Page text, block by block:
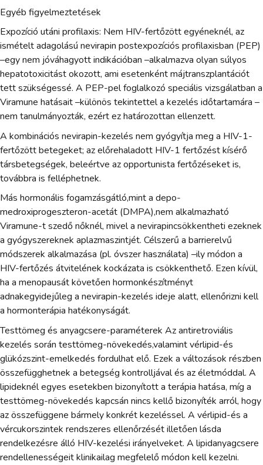
Egyéb figyelmeztetések
Expozíció utáni profilaxis: Nem HIV-fertőzött egyéneknél, az
ismételt adagolású nevirapin postexpozíciós profilaxisban (PEP)
–egy nem jóváhagyott indikációban –alkalmazva olyan súlyos
hepatotoxicitást okozott, ami esetenként májtranszplantációt
tett szükségessé. A PEP-pel foglalkozó speciális vizsgálatban a
Viramune hatásait –különös tekintettel a kezelés időtartamára –
nem tanulmányozták, ezért ez határozottan ellenzett.
A kombinációs nevirapin-kezelés nem gyógyítja meg a HIV-1-
fertőzött betegeket; az előrehaladott HIV-1 fertőzést kísérő
társbetegségek, beleértve az opportunista fertőzéseket is,
továbbra is felléphetnek.
Más hormonális fogamzásgátló,mint a depo-
medroxiprogeszteron-acetát (DMPA),nem alkalmazható
Viramune-t szedő nőknél, mivel a nevirapincsökkentheti ezeknek
a gyógyszereknek aplazmaszintjét. Célszerű a barrierelvű
módszerek alkalmazása (pl. óvszer használata) –ily módon a
HIV-fertőzés átvitelének kockázata is csökkenthető. Ezen kívül,
ha a menopausát követően hormonkészítményt
adnakegyidejűleg a nevirapin-kezelés ideje alatt, ellenőrizni kell
a hormonterápia hatékonyságát.
Testtömeg és anyagcsere-paraméterek Az antiretroviális
kezelés során testtömeg-növekedés,valamint vérlipid-és
glükózszint-emelkedés fordulhat elő. Ezek a változások részben
összefügghetnek a betegség kontrolljával és az életmóddal. A
lipideknél egyes esetekben bizonyított a terápia hatása, míg a
testtömeg-növekedés kapcsán nincs kellő bizonyíték arról, hogy
az összefüggene bármely konkrét kezeléssel. A vérlipid-és a
vércukorszintek rendszeres ellenőrzését illetően lásda
rendelkezésre álló HIV-kezelési irányelveket. A lipidanyagcsere
rendellenességeit klinikailag megfelelő módon kell kezelni.